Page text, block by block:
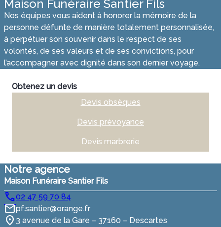
Maison Funéraire Santier Fils
Nos équipes vous aident à honorer la mémoire de la
personne défunte de manière totalement personnalisée,
à perpétuer son souvenir dans le respect de ses
volontés, de ses valeurs et de ses convictions, pour
l’accompagner avec dignité dans son dernier voyage.
Obtenez un devis
Devis obsèques
Devis prévoyance
Devis marbrerie
Notre agence
Maison Funéraire Santier Fils
02 47 59 70 84
pf.santier@orange.fr
3 avenue de la Gare – 37160 – Descartes